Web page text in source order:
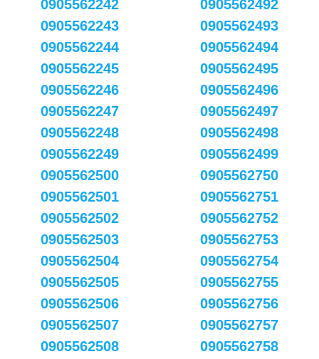
0905562242
0905562243
0905562244
0905562245
0905562246
0905562247
0905562248
0905562249
0905562492
0905562493
0905562494
0905562495
0905562496
0905562497
0905562498
0905562499
0905562500
0905562501
0905562502
0905562503
0905562504
0905562505
0905562506
0905562507
0905562508
0905562750
0905562751
0905562752
0905562753
0905562754
0905562755
0905562756
0905562757
0905562758